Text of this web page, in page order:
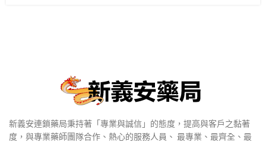
新義安連鎖藥局秉持著「專業與誠信」的態度，提高與客戶之黏著
度，與專業藥師團隊合作、熱心的服務人員、 最專業、最齊全、最